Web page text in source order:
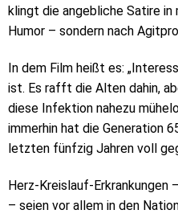
klingt die angebliche Satire in
Humor – sondern nach
In dem Film heißt es:
ist. Es rafft die Alten dahin,
diese Infektion nahezu
immerhin hat die Generation
letzten fünfzig Jahren voll
Herz-Kreislauf-Erkrankungen
– seien vor allem in den